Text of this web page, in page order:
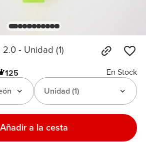
- Unidad (1)
125
En Stock
Unidad (1)
Añadir a la cesta